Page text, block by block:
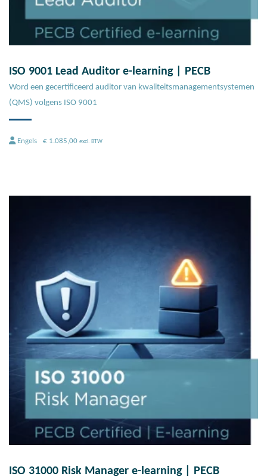
ISO 9001 Lead Auditor e-learning | PECB
Word een gecertificeerd auditor van kwaliteitsmanagementsystemen
(QMS) volgens ISO 9001
Engels € 1.085,00 excl. BTW
ISO 31000 Risk Manager e-learning | PECB